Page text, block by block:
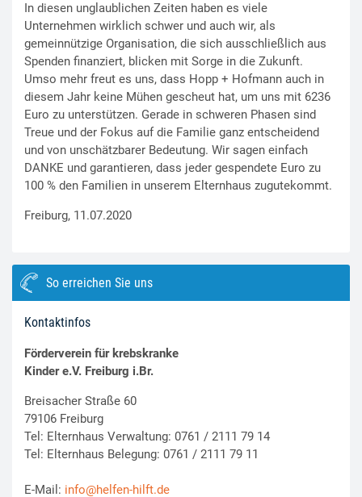
In diesen unglaublichen Zeiten haben es viele
Unternehmen wirklich schwer und auch wir, als
gemeinnützige Organisation, die sich ausschließlich aus
Spenden finanziert, blicken mit Sorge in die Zukunft.
Umso mehr freut es uns, dass Hopp + Hofmann auch in
diesem Jahr keine Mühen gescheut hat, um uns mit 6236
Euro zu unterstützen. Gerade in schweren Phasen sind
Treue und der Fokus auf die Familie ganz entscheidend
und von unschätzbarer Bedeutung. Wir sagen einfach
DANKE und garantieren, dass jeder gespendete Euro zu
100 % den Familien in unserem Elternhaus zugutekommt.
Freiburg, 11.07.2020
So erreichen Sie uns
Kontaktinfos
Förderverein für krebskranke
Kinder e.V. Freiburg i.Br.
Breisacher Straße 60
79106 Freiburg
Tel: Elternhaus Verwaltung: 0761 / 2111 79 14
Tel: Elternhaus Belegung: 0761 / 2111 79 11
E-Mail: info@helfen-hilft.de